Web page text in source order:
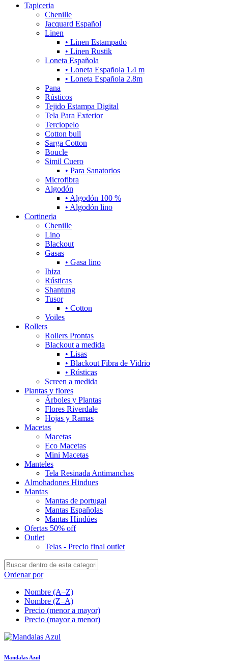
Tapiceria
Chenille
Jacquard Español
Linen
• Linen Estampado
• Linen Rustik
Loneta Española
• Loneta Española 1.4 m
• Loneta Española 2.8m
Pana
Rústicos
Tejido Estampa Digital
Tela Para Exterior
Terciopelo
Cotton bull
Sarga Cotton
Boucle
Simil Cuero
• Para Sanatorios
Microfibra
Algodón
• Algodón 100 %
• Algodón lino
Cortineria
Chenille
Lino
Blackout
Gasas
• Gasa lino
Ibiza
Rústicas
Shantung
Tusor
• Cotton
Voiles
Rollers
Rollers Prontas
Blackout a medida
• Lisas
• Blackout Fibra de Vidrio
• Rústicas
Screen a medida
Plantas y flores
Árboles y Plantas
Flores Riverdale
Hojas y Ramas
Macetas
Macetas
Eco Macetas
Mini Macetas
Manteles
Tela Resinada Antimanchas
Almohadones Hindues
Mantas
Mantas de portugal
Mantas Españolas
Mantas Hindúes
Ofertas 50% off
Outlet
Telas - Precio final outlet
Ordenar por
Nombre (A–Z)
Nombre (Z–A)
Precio (menor a mayor)
Precio (mayor a menor)
Mandalas Azul